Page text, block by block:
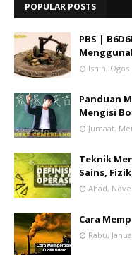
POPULAR POSTS
PBS |
Isnin, Ogos
Panduan
Mengisi
Jumaat,
Teknik
Sains,
Ahad,
Cara
Rabu,